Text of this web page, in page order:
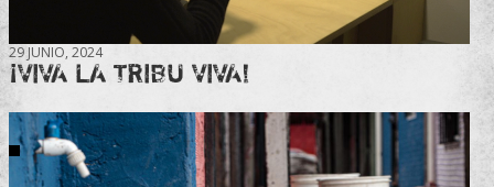
29 JUNIO, 2024
¡VIVA LA TRIBU VIVA!